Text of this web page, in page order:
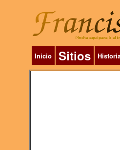
Inicio Sitios